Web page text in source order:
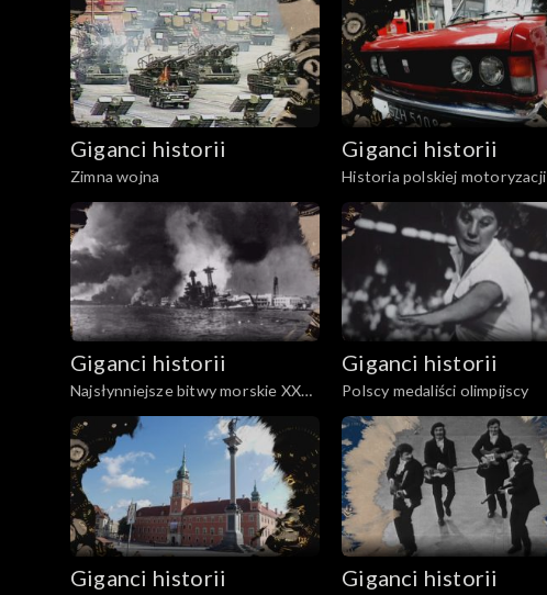
Giganci historii
Zimna wojna
Giganci historii
Historia polskiej motoryzacji
Giganci historii
Najsłynniejsze bitwy morskie XX
Giganci historii
Polscy medaliści olimpijscy
Giganci historii Giganci historii